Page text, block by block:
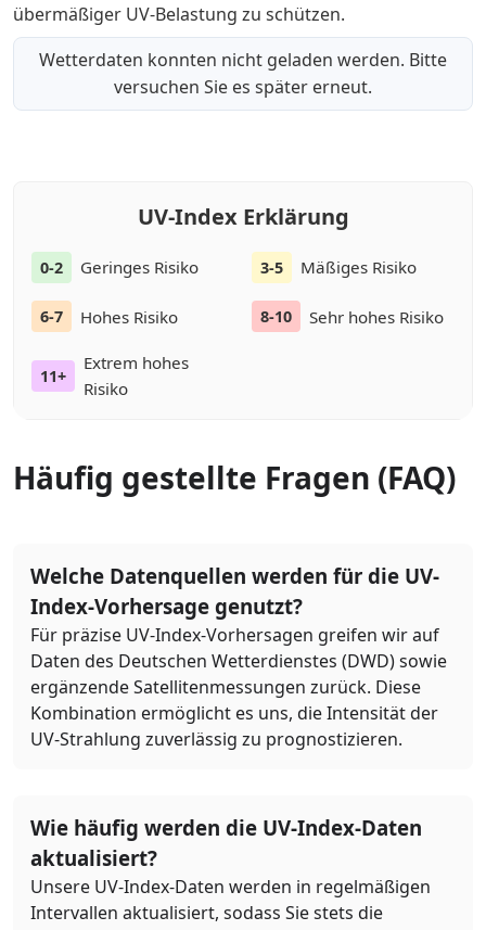
übermäßiger UV-Belastung zu schützen.
Wetterdaten konnten nicht geladen werden. Bitte
versuchen Sie es später erneut.
UV-Index Erklärung
0-2 Geringes Risiko 3-5 Mäßiges Risiko
6-7 Hohes Risiko 8-10 Sehr hohes Risiko
11+
Extrem hohes
Risiko
Häufig gestellte Fragen (FAQ)
Welche Datenquellen werden für die UV-
Index-Vorhersage genutzt?
Für präzise UV-Index-Vorhersagen greifen wir auf
Daten des Deutschen Wetterdienstes (DWD) sowie
ergänzende Satellitenmessungen zurück. Diese
Kombination ermöglicht es uns, die Intensität der
UV-Strahlung zuverlässig zu prognostizieren.
Wie häufig werden die UV-Index-Daten
aktualisiert?
Unsere UV-Index-Daten werden in regelmäßigen
Intervallen aktualisiert, sodass Sie stets die